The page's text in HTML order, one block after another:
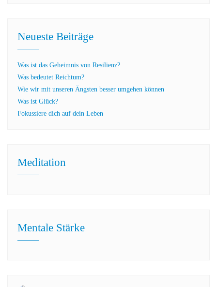
Neueste Beiträge
Was ist das Geheimnis von Resilienz?
Was bedeutet Reichtum?
Wie wir mit unseren Ängsten besser umgehen können
Was ist Glück?
Fokussiere dich auf dein Leben
Meditation
Mentale Stärke